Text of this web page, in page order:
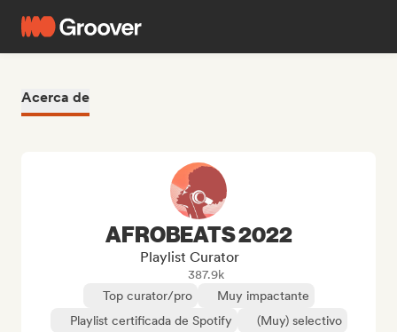
Acerca de
AFROBEATS 2022
Playlist Curator
387.9k
Top curator/pro
Muy impactante
Playlist certificada de Spotify
(Muy) selectivo